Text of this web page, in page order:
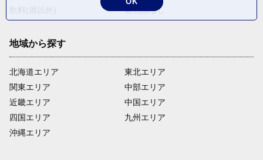
返礼品なし
地域から探す
北海道エリア
関東エリア
近畿エリア
四国エリア
沖縄エリア
東北エリア
中部エリア
中国エリア
九州エリア